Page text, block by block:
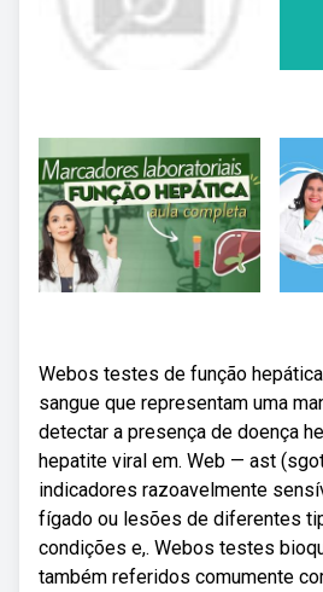
Webos testes de função
sangue que representam uma
detectar a presença de doença
hepatite viral em. Web — ast
indicadores razoavelmente
fígado ou lesões de diferentes
condições e,. Webos testes
também referidos comumente